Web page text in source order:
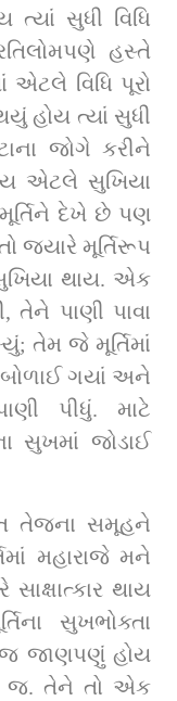
સુધી વિધિ
હસ્તે
વિધિ પૂરો
હોય ત્યાં સુધી
જોગે કરીને
એટલે સુખિયા
દેખે છે પણ
જ્યારે મૂર્તિરૂપ
થાય. એક
તેને પાણી પાવા
તેમ જે મૂર્તિમાં
બોળાઈ ગયાં અને
પીધું. માટે
સુખમાં જોડાઈ
તેજના સમૂહને
મહારાજે મને
થાય
સુખભોક્તા
જ જાણપણું હોય
તેને તો એક